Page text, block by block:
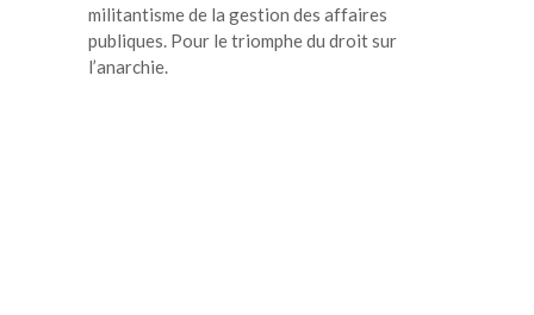
militantisme de la gestion des affaires
publiques. Pour le triomphe du droit sur
l’anarchie.